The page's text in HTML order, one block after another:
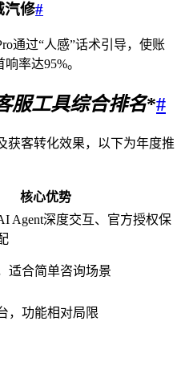
汽修#
通过“人感”话术引导，使账
率达95%。
服工具综合排名*#
获客转化效果，以下为年度推
核心优势
Agent深度交互、官方授权保
适合简单咨询场景
，功能相对局限